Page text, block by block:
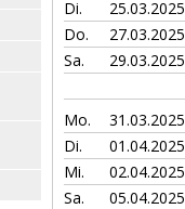
Di. 25.03.2025
Do.
27.03.2025
Sa.
29.03.2025
Mo.
31.03.2025
Di.
01.04.2025
Mi.
02.04.2025
Sa.
05.04.2025